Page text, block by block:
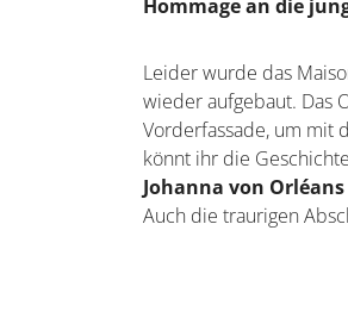
Hommage an die
Leider wurde das
wieder aufgebaut. Das
Vorderfassade, um mit
könnt ihr die
Johanna von Orléans
Auch die traurigen